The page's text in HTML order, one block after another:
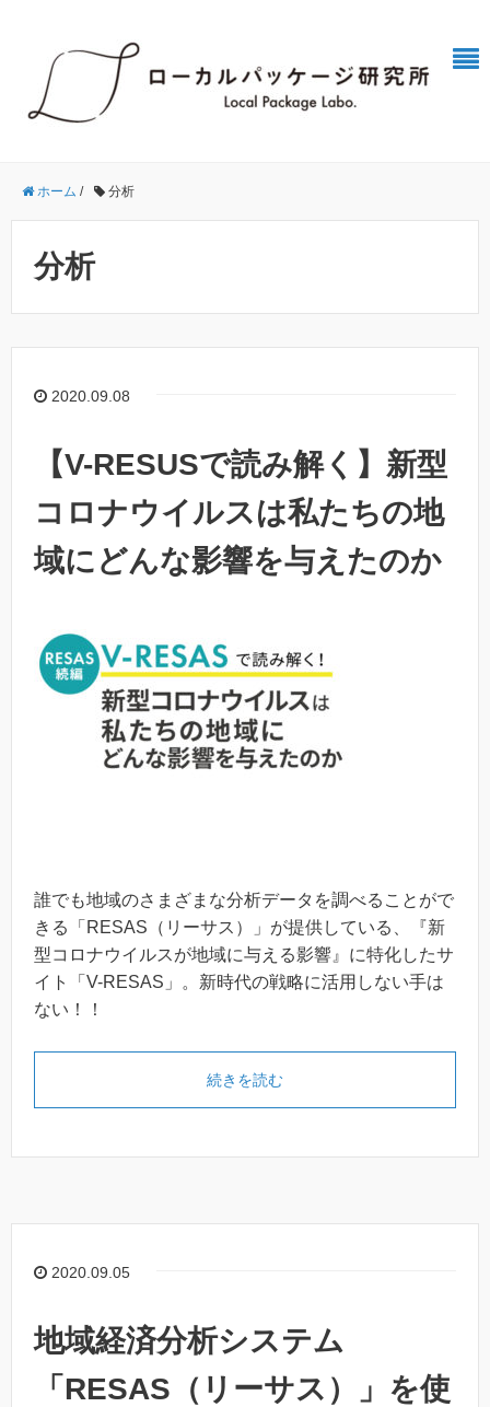
ホーム / 分析
分析
2020.09.08
【V-RESUSで読み解く】新型
コロナウイルスは私たちの地
域にどんな影響を与えたのか
誰でも地域のさまざまな分析データを調べることがで
きる「RESAS（リーサス）」が提供している、『新
型コロナウイルスが地域に与える影響』に特化したサ
イト「V-RESAS」。新時代の戦略に活用しない手は
ない！！
続きを読む
2020.09.05
地域経済分析システム
「RESAS（リーサス）」を使